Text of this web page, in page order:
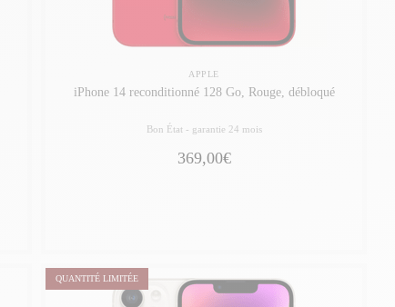
APPLE
iPhone 14 reconditionné 128 Go, Rouge, débloqué
Bon État - garantie 24 mois
369,00€
QUANTITÉ LIMITÉE